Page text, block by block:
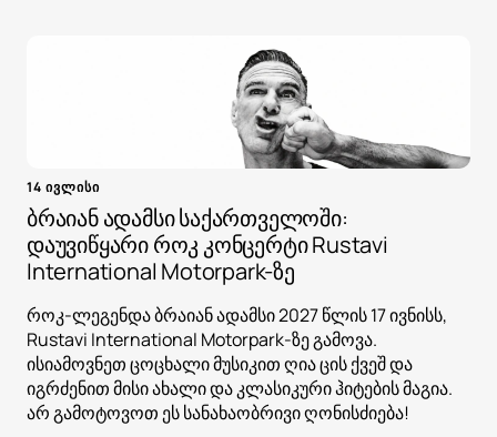
14 ივლისი
ბრაიან ადამსი საქართველოში:
დაუვიწყარი როკ კონცერტი Rustavi
International Motorpark-ზე
როკ-ლეგენდა ბრაიან ადამსი 2027 წლის 17 ივნისს,
Rustavi International Motorpark-ზე გამოვა.
ისიამოვნეთ ცოცხალი მუსიკით ღია ცის ქვეშ და
იგრძენით მისი ახალი და კლასიკური ჰიტების მაგია.
არ გამოტოვოთ ეს სანახაობრივი ღონისძიება!